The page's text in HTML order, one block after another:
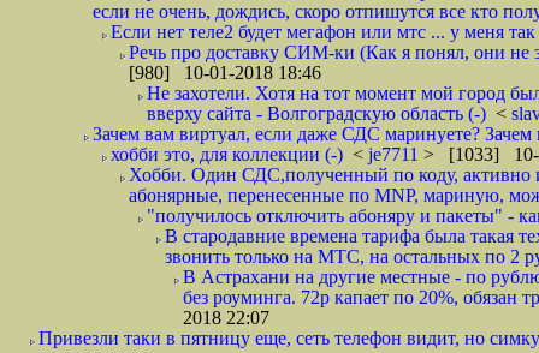
если не очень, дождись, скоро отпишутся все кто
Если нет теле2 будет мегафон или мтс ... у меня
Речь про доставку СИМ-ки (Как я понял, они не
[980] 10-01-2018 18:46
Не захотели. Хотя на тот момент мой город
вверху сайта - Волгоградскую область (-) <
Зачем вам виртуал, если даже СДС маринуете?
хобби это, для коллекции (-) < je7711 > [1033] 10-
Хобби. Один СДС,полученный по коду, активно
абонярные, перенесенные по MNP, мариную,
"получилось отключить абоняру и пакеты" -
В стародавние времена тарифа была такая
звонить только на МТС, на остальных по 2
В Астрахани на другие местные - по
без роуминга. 72р капает по 20%, обязан
2018 22:07
Привезли таки в пятницу еще, сеть телефон видит, но